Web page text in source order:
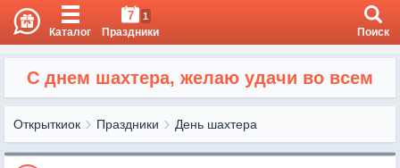
Каталог
7 1
Праздники Поиск
С днем шахтера, желаю удачи во всем
Открыткиок Праздники День шахтера